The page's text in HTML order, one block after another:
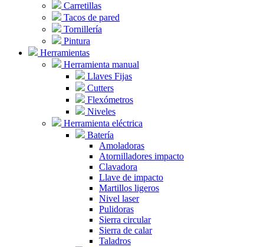
Carretillas
Tacos de pared
Tornillería
Pintura
Herramientas
Herramienta manual
Llaves Fijas
Cutters
Flexómetros
Niveles
Herramienta eléctrica
Batería
Amoladoras
Atornilladores impacto
Clavadora
Llave de impacto
Martillos ligeros
Nivel laser
Pulidoras
Sierra circular
Sierra de calar
Taladros